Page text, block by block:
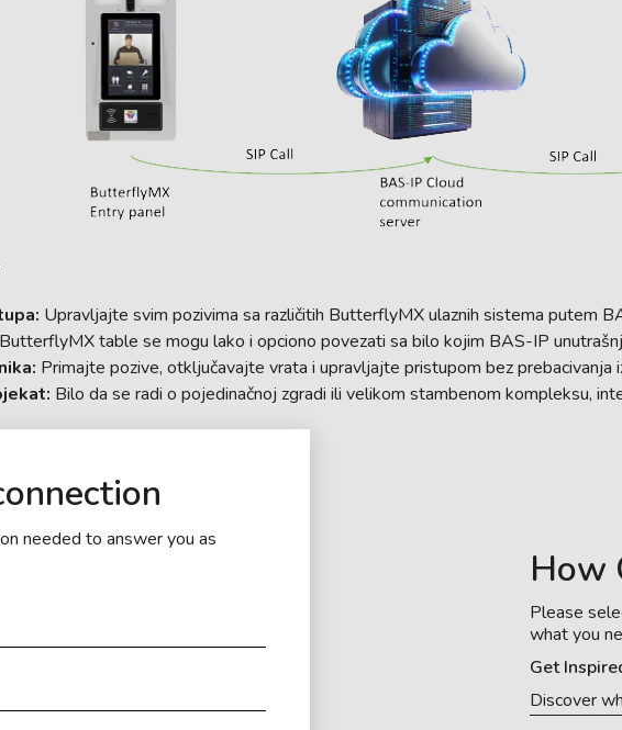
Upravljajte svim pozivima sa različitih ButterflyMX ulaznih sistema putem
ButterflyMX table se mogu lako i opciono povezati sa bilo kojim BAS-IP
Primajte pozive, otključavajte vrata i upravljajte pristupom bez prebacivanja
Bilo da se radi o pojedinačnoj zgradi ili velikom stambenom kompleksu,
needed to answer you as
How
Please
what you
Get
Discover